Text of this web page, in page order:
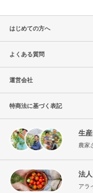
はじめての方へ
よくある質問
運営会社
特商法に基づく表記
生
農家
法
アラ